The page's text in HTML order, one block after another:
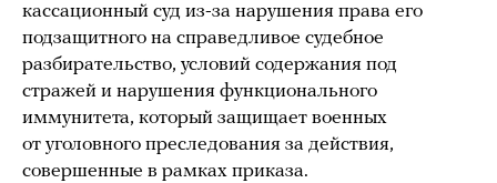
кассационный суд из-за нарушения права его
подзащитного на справедливое судебное
разбирательство, условий содержания под
стражей и нарушения функционального
иммунитета, который защищает военных
от уголовного преследования за действия,
совершенные в рамках приказа.